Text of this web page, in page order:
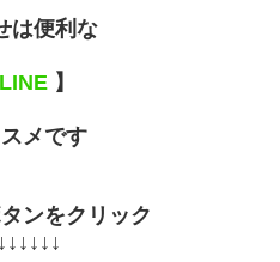
は便利な
】
メです
ンをクリック